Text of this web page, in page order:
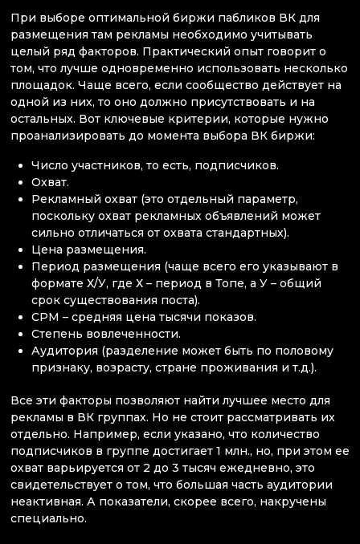
При выборе оптимальной биржи пабликов ВК для
размещения там рекламы необходимо учитывать
целый ряд факторов. Практический опыт говорит о
том, что лучше одновременно использовать несколько
площадок. Чаще всего, если сообщество действует на
одной из них, то оно должно присутствовать и на
остальных. Вот ключевые критерии, которые нужно
проанализировать до момента выбора ВК биржи:
Число участников, то есть, подписчиков.
Охват.
Рекламный охват (это отдельный параметр,
поскольку охват рекламных объявлений может
сильно отличаться от охвата стандартных).
Цена размещения.
Период размещения (чаще всего его указывают в
формате Х/У, где Х – период в Топе, а У – общий
срок существования поста).
СРМ – средняя цена тысячи показов.
Степень вовлеченности.
Аудитория (разделение может быть по половому
признаку, возрасту, стране проживания и т.д.).
Все эти факторы позволяют найти лучшее место для
рекламы в ВК группах. Но не стоит рассматривать их
отдельно. Например, если указано, что количество
подписчиков в группе достигает 1 млн., но, при этом ее
охват варьируется от 2 до 3 тысяч ежедневно, это
свидетельствует о том, что большая часть аудитории
неактивная. А показатели, скорее всего, накручены
специально.